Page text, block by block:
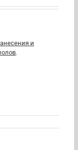
и
,